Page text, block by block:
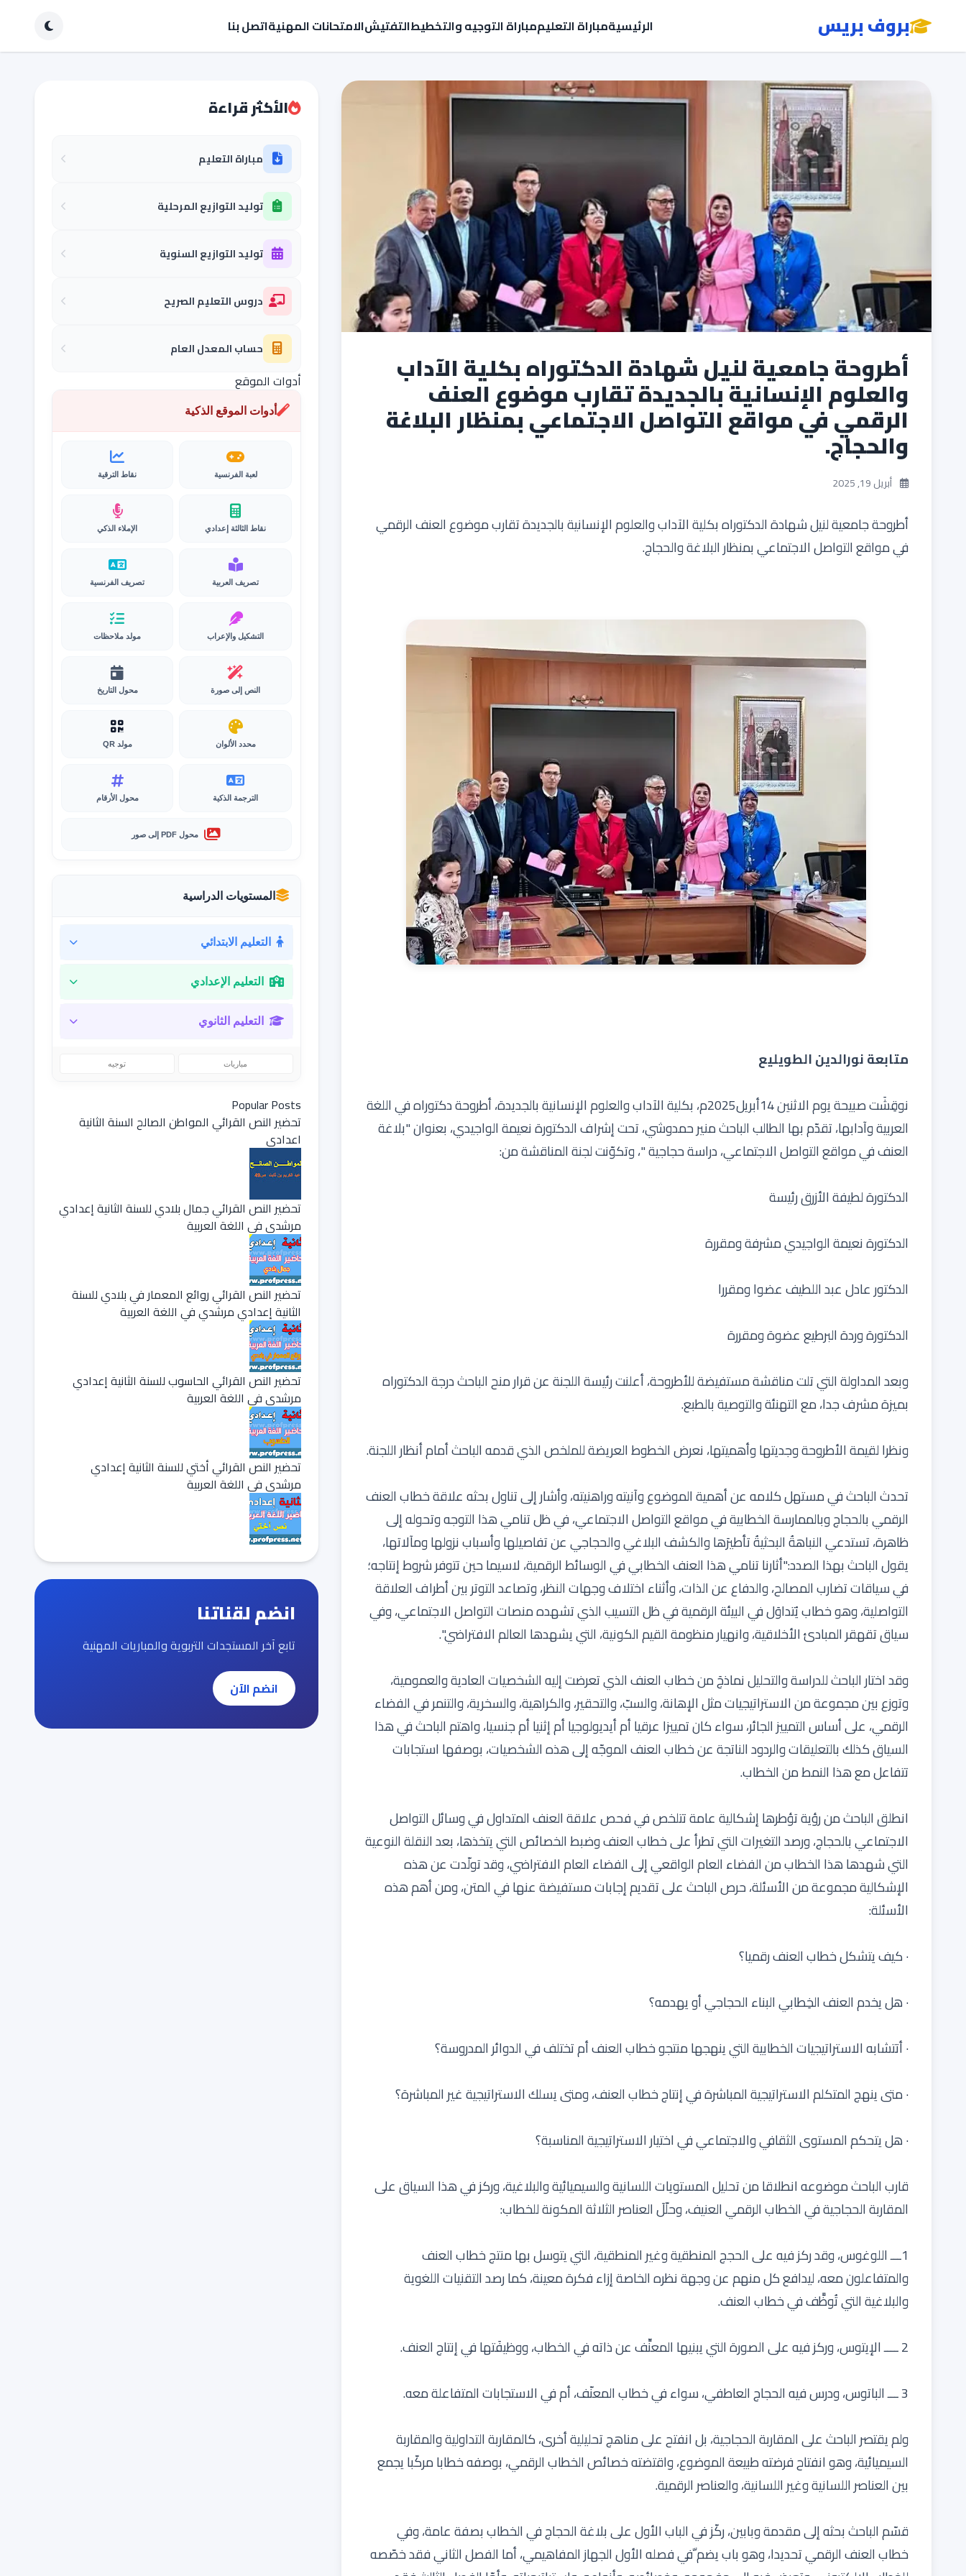
بروف بريس الرئيسيةمباراة التعليممباراة التوجيه والتخطيطالتفتيشالامتحانات المهنيةاتصل بنا
أطروحة جامعية لنيل شهادة الدكتوراه بكلية الآداب
والعلوم الإنسانية بالجديدة تقارب موضوع العنف
الرقمي في مواقع التواصل الاجتماعي بمنظار البلاغة
والحجاج.
أبريل 19, 2025
أطروحة جامعية لنيل شهادة الدكتوراه بكلية الآداب والعلوم الإنسانية بالجديدة تقارب موضوع العنف الرقمي
في مواقع التواصل الاجتماعي بمنظار البلاغة والحجاج.
متابعة نورالدين الطويليع
نوقِشَت صبيحة يوم الاثنين 14أبريل2025م، بكلية الآداب والعلوم الإنسانية بالجديدة، أطروحة دكتوراه في اللغة
العربية وآدابها، تقدّم بها الطالب الباحث منير حمدوشي، تحت إشراف الدكتورة نعيمة الواجيدي، بعنوان "بلاغة
العنف في مواقع التواصل الاجتماعي، دراسة حجاجية "، وتكوّنت لجنة المناقشة من:
الدكتورة لطيفة الأزرق رئيسة
الدكتورة نعيمة الواجيدي مشرفة ومقررة
الدكتور عادل عبد اللطيف عضوا ومقررا
الدكتورة وردة البرطيع عضوة ومقررة
وبعد المداولة التي تلت مناقشة مستفيضة للأطروحة، أعلنت رئيسة اللجنة عن قرار منح الباحث درجة الدكتوراه
بميزة مشرف جدا، مع التهنئة والتوصية بالطبع.
ونظرا لقيمة الأطروحة وجديتها وأهميتها، نعرض الخطوط العريضة للملخص الذي قدمه الباحث أمام أنظار اللجنة.
تحدث الباحث في مستهل كلامه عن أهمية الموضوع وآنيته وراهنيته، وأشار إلى تناول بحثه علاقة خطاب العنف
الرقمي بالحجاج وبالممارسة الخطابية في مواقع التواصل الاجتماعي، في ظل تنامي هذا التوجه وتحوله إلى
ظاهرة، تستدعي النباهةُ البحثيةُ تأطيرَها والكشف البلاغي والحجاجي عن تفاصيلها وأسباب نزولها ومآلاتها،
يقول الباحث بهذا الصدد:"أثارنا تنامي هذا العنف الخطابي في الوسائط الرقمية، لاسيما حين تتوفر شروط إنتاجه؛
في سياقات تضارب المصالح، والدفاع عن الذات، وأثناء اختلاف وجهات النظر، وتصاعد التوتر بين أطراف العلاقة
التواصلية، وهو خطاب يُتداوَل في البيئة الرقمية في ظل التسيب الذي تشهده منصات التواصل الاجتماعي، وفي
سياق تقهقر المبادئ الأخلاقية، وانهيار منظومة القيم الكونية، التي يشهدها العالم الافتراضي".
وقد اختار الباحث للدراسة والتحليل نماذجَ من خطاب العنف الذي تعرضت إليه الشخصيات العادية والعمومية،
وتوزع بين مجموعة من الاستراتيجيات مثل الإهانة، والسبّ، والتحقير، والكراهية، والسخرية، والتنمر في الفضاء
الرقمي، على أساس التمييز الجائر، سواء كان تمييزا عرقيا أم أيديولوجيا أم إثنيا أم جنسيا، واهتم الباحث في هذا
السياق كذلك بالتعليقات والردود الناتجة عن خطاب العنف الموجّه إلى هذه الشخصيات، بوصفها استجابات
تتفاعل مع هذا النمط من الخطاب.
انطلق الباحث من رؤية تؤطرها إشكالية عامة تتلخص في فحص علاقة العنف المتداول في وسائل التواصل
الاجتماعي بالحجاج، ورصد التغيرات التي تطرأ على خطاب العنف وضبط الخصائص التي يتخذها، بعد النقلة النوعية
التي شهدها هذا الخطاب من الفضاء العام الواقعي إلى الفضاء العام الافتراضي، وقد تولّدت عن هذه
الإشكالية مجموعة من الأسئلة، حرص الباحث على تقديم إجابات مستفيضة عنها في المتن، ومن أهم هذه
الأسئلة:
· كيف يتشكل خطاب العنف رقميا؟
· هل يخدم العنف الخِطابي البناء الحجاجي أو يهدمه؟
· أتتشابه الاستراتيجيات الخطابية التي ينهجها منتجو خطاب العنف أم تختلف في الدوائر المدروسة؟
· متى ينهج المتكلم الاستراتيجية المباشرة في إنتاج خطاب العنف، ومتى يسلك الاستراتيجية غير المباشرة؟
· هل يتحكم المستوى الثقافي والاجتماعي في اختيار الاستراتيجية المناسبة؟
قارب الباحث موضوعه انطلاقا من تحليل المستويات اللسانية والسيميائية والبلاغية، وركز في هذا السياق على
المقاربة الحجاجية في الخطاب الرقمي العنيف، وحلّلَ العناصر الثلاثة المكونة للخطاب:
1ـــ اللوغوس، وقد ركز فيه على الحجج المنطقية وغير المنطقية، التي يتوسل بها منتج خطاب العنف
والمتفاعلون معه، ليدافع كل منهم عن وجهة نظره الخاصة إزاء فكرة معينة، كما رصد التقنيات اللغوية
والبلاغية التي تُوظَّف في خطاب العنف.
2 ــــ الإيتوس، وركز فيه على الصورة التي يبنيها المعنِّف عن ذاته في الخطاب، ووظيفَتها في إنتاج العنف.
3 ـــ الباتوس، ودرس فيه الحجاج العاطفي، سواء في خطاب المعنّف، أم في الاستجابات المتفاعلة معه.
ولم يقتصر الباحث على المقاربة الحجاجية، بل انفتح على مناهج تحليلية أخرى، كالمقاربة التداولية والمقاربة
السيميائية، وهو انفتاح فرضته طبيعة الموضوع، واقتضته خصائص الخطاب الرقمي، بوصفه خطابا مركّبا يجمع
بين العناصر اللسانية وغير اللسانية، والعناصر الرقمية.
قسّم الباحث بحثه إلى مقدمة وبابين، ركّز في الباب الأول على بلاغة الحجاج في الخطاب بصفة عامة، وفي
خطاب العنف الرقمي تحديدا، وهو باب يضم ّفي فصله الأول الجهاز المفاهيمي، أما الفصل الثاني فقد خصّصه
الأكثر قراءة
مباراة التعليم
توليد التوازيع المرحلية
توليد التوازيع السنوية
دروس التعليم الصريح
حساب المعدل العام
أدوات الموقع
أدوات الموقع الذكية
لعبة الفرنسية نقاط الترقية
نقاط الثالثة إعدادي الإملاء الذكي
تصريف العربية تصريف الفرنسية
التشكيل والإعراب مولد ملاحظات
النص إلى صورة محول التاريخ
محدد الألوان مولد QR
الترجمة الذكية محول الأرقام
محول PDF إلى صور
المستويات الدراسية
التعليم الابتدائي
التعليم الإعدادي
التعليم الثانوي
مباريات توجيه
Popular Posts
تحضير النص القرائي المواطن الصالح السنة الثانية
اعدادي
تحضير النص القرائي جمال بلادي للسنة الثانية إعدادي
مرشدي في اللغة العربية
تحضير النص القرائي روائع المعمار في بلادي للسنة
الثانية إعدادي مرشدي في اللغة العربية
تحضير النص القرائي الحاسوب للسنة الثانية إعدادي
مرشدي في اللغة العربية
تحضير النص القرائي أختي للسنة الثانية إعدادي
مرشدي في اللغة العربية
انضم لقناتنا
تابع آخر المستجدات التربوية والمباريات المهنية
انضم الآن